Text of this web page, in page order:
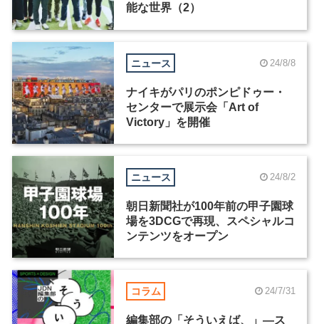
能な世界（2）
ニュース 24/8/8
ナイキがパリのポンピドゥー・
センターで展示会「Art of
Victory」を開催
ニュース 24/8/2
朝日新聞社が100年前の甲子園球
場を3DCGで再現、スペシャルコ
ンテンツをオープン
コラム 24/7/31
編集部の「そういえば、」―ス